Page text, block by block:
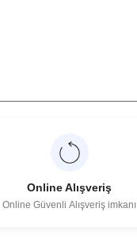
Online Alışveriş
Online Güvenli Alışveriş imkanı